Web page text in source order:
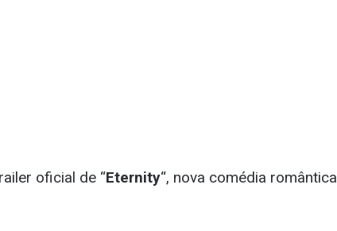
oficial de “Eternity“, nova comédia romântica